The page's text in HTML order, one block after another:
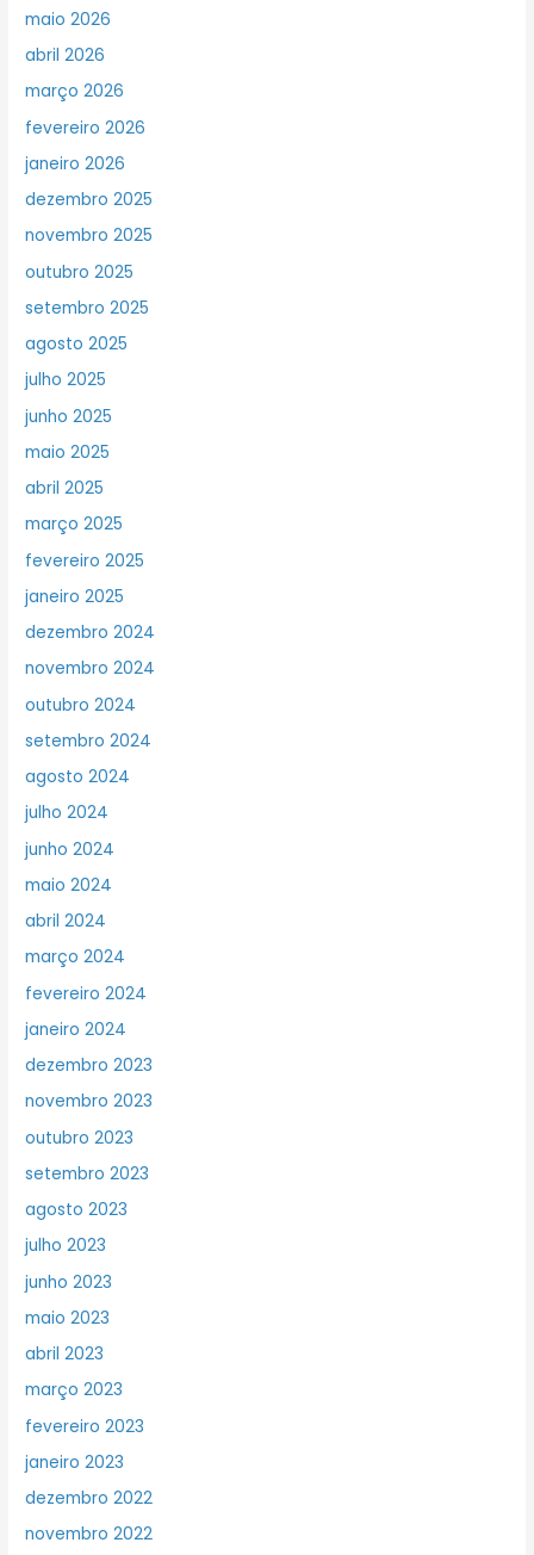
maio 2026
abril 2026
março 2026
fevereiro 2026
janeiro 2026
dezembro 2025
novembro 2025
outubro 2025
setembro 2025
agosto 2025
julho 2025
junho 2025
maio 2025
abril 2025
março 2025
fevereiro 2025
janeiro 2025
dezembro 2024
novembro 2024
outubro 2024
setembro 2024
agosto 2024
julho 2024
junho 2024
maio 2024
abril 2024
março 2024
fevereiro 2024
janeiro 2024
dezembro 2023
novembro 2023
outubro 2023
setembro 2023
agosto 2023
julho 2023
junho 2023
maio 2023
abril 2023
março 2023
fevereiro 2023
janeiro 2023
dezembro 2022
novembro 2022